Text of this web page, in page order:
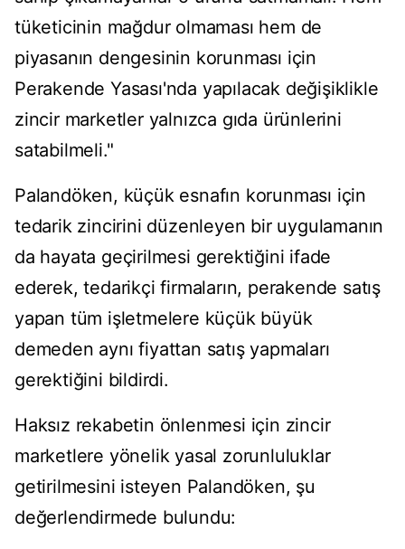
tüketicinin mağdur olmaması hem de
piyasanın dengesinin korunması için
Perakende Yasası'nda yapılacak değişiklikle
zincir marketler yalnızca gıda ürünlerini
satabilmeli."
Palandöken, küçük esnafın korunması için
tedarik zincirini düzenleyen bir uygulamanın
da hayata geçirilmesi gerektiğini ifade
ederek, tedarikçi firmaların, perakende satış
yapan tüm işletmelere küçük büyük
demeden aynı fiyattan satış yapmaları
gerektiğini bildirdi.
Haksız rekabetin önlenmesi için zincir
marketlere yönelik yasal zorunluluklar
getirilmesini isteyen Palandöken, şu
değerlendirmede bulundu: